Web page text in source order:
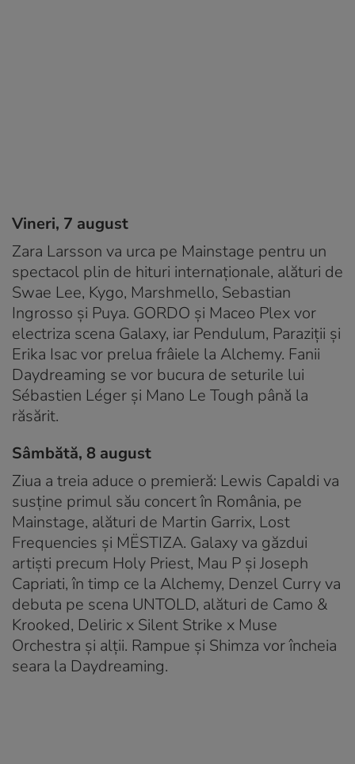
Vineri, 7 august
Zara Larsson va urca pe Mainstage pentru un
spectacol plin de hituri internaționale, alături de
Swae Lee, Kygo, Marshmello, Sebastian
Ingrosso și Puya. GORDO și Maceo Plex vor
electriza scena Galaxy, iar Pendulum, Paraziții și
Erika Isac vor prelua frâiele la Alchemy. Fanii
Daydreaming se vor bucura de seturile lui
Sébastien Léger și Mano Le Tough până la
răsărit.
Sâmbătă, 8 august
Ziua a treia aduce o premieră: Lewis Capaldi va
susține primul său concert în România, pe
Mainstage, alături de Martin Garrix, Lost
Frequencies și MËSTIZA. Galaxy va găzdui
artiști precum Holy Priest, Mau P și Joseph
Capriati, în timp ce la Alchemy, Denzel Curry va
debuta pe scena UNTOLD, alături de Camo &
Krooked, Deliric x Silent Strike x Muse
Orchestra și alții. Rampue și Shimza vor încheia
seara la Daydreaming.